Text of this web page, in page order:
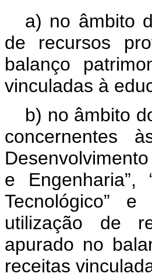
a) no âmbito
de recursos
balanço
vinculadas à
b) no âmbito
concernentes
e
Tecnológico”
utilização de
apurado no
receitas